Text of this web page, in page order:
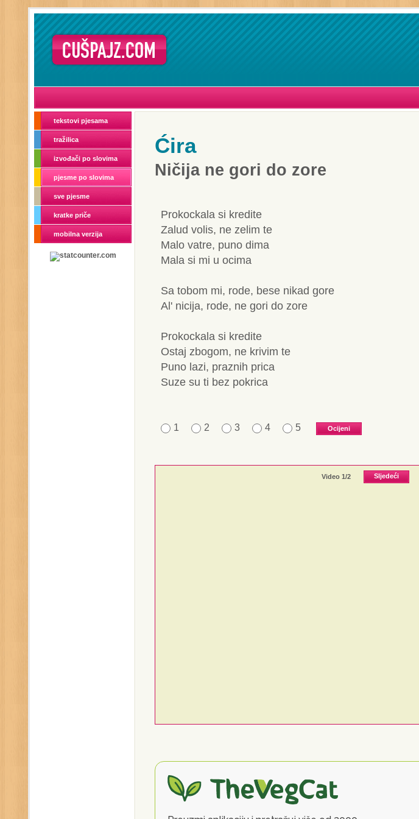
tekstovi pjesama
tražilica
izvođači po slovima
pjesme po slovima
sve pjesme
kratke priče
mobilna verzija
Ćira
Ničija ne gori do zore
Prokockala si kredite
Zalud volis, ne zelim te
Malo vatre, puno dima
Mala si mi u ocima
Sa tobom mi, rode, bese nikad gore
Al' nicija, rode, ne gori do zore
Prokockala si kredite
Ostaj zbogom, ne krivim te
Puno lazi, praznih prica
Suze su ti bez pokrica
1 2 3 4 5
Video 1/2